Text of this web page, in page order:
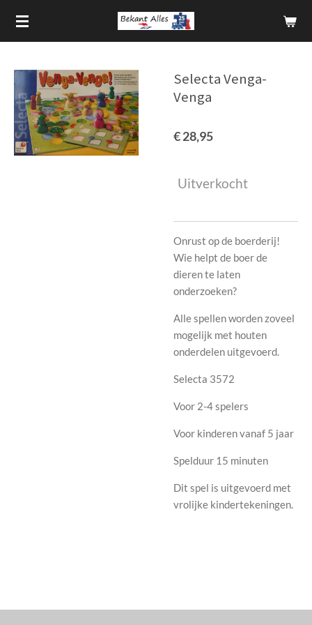
Ga
direct
hoofdinhoud
Selecta Venga-
Venga
€ 28,95
Uitverkocht
Onrust op de boerderij!
Wie helpt de boer de
dieren te laten
onderzoeken?
Alle spellen worden zoveel
mogelijk met houten
onderdelen uitgevoerd.
Selecta 3572
Voor 2-4 spelers
Voor kinderen vanaf 5 jaar
Spelduur 15 minuten
Dit spel is uitgevoerd met
vrolijke kindertekeningen.